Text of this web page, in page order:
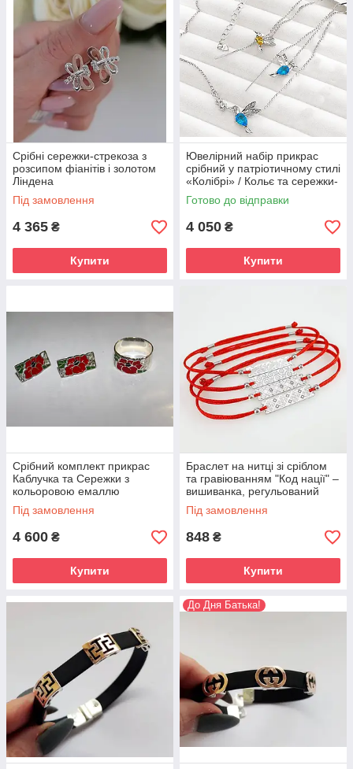
Срібні сережки-стрекоза з
розсипом фіанітів і золотом
Ліндена
Під замовлення
4 365 ₴
Купити
Ювелірний набір прикрас
срібний у патріотичному стилі
«Колібрі» / Кольє та сережки-
протяжки, срібло 925 проби
Готово до відправки
4 050 ₴
Купити
Срібний комплект прикрас
Каблучка та Сережки з
кольоровою емаллю
"Червоний Мак" набір зі
срібла патріотичний
Під замовлення
4 600 ₴
Купити
Браслет на нитці зі сріблом
та гравіюванням "Код нації" –
вишиванка, регульований
Під замовлення
848 ₴
Купити
До Дня Батька!